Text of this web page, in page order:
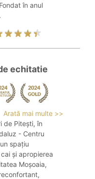
în anul
echitatie
Arată mai multe >>
de Pitești, în
- Centru
spațiu
și apropierea
Moșoaia,